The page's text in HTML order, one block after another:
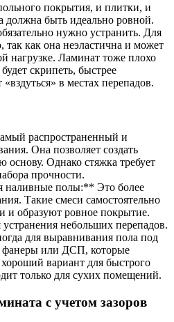
покрытия, и плитки, и
должна быть идеально ровной.
нужно устранить. Для
так как она неэластична и может
нагрузке. Ламинат тоже плохо
скрипеть, быстрее
в местах перепадов.
распространенный и
Она позволяет создать
Однако стяжка требует
прочности.
полы:** Это более
Такие смеси самостоятельно
и образуют ровное покрытие.
небольших перепадов.
для выравнивания пола под
фанеры или ДСП, которые
вариант для быстрого
только для сухих помещений.
с учетом зазоров